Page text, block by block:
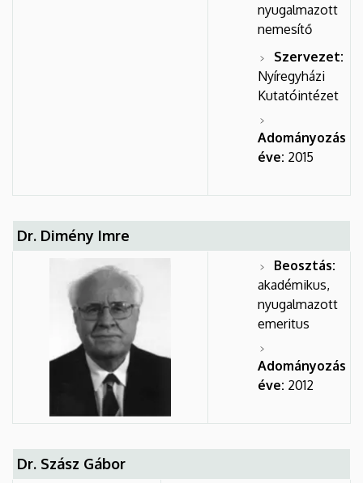
nyugalmazott
nemesítő
Szervezet:
Nyíregyházi
Kutatóintézet
Adományozás
éve: 2015
Dr. Dimény Imre
Beosztás:
akadémikus,
nyugalmazott
emeritus
Adományozás
éve: 2012
Dr. Szász Gábor